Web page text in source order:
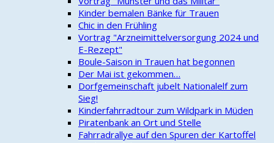
Kinder bemalen Bänke für Trauen
Chic in den Frühling
Vortrag "Arzneimittelversorgung 2024 und
E-Rezept"
Boule-Saison in Trauen hat begonnen
Der Mai ist gekommen…
Dorfgemeinschaft jubelt Nationalelf zum
Sieg!
Kinderfahrradtour zum Wildpark in Müden
Piratenbank an Ort und Stelle
Fahrradrallye auf den Spuren der Kartoffel